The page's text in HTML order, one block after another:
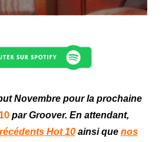
Novembre pour la prochaine
par Groover. En attendant,
Hot 10 ainsi que nos